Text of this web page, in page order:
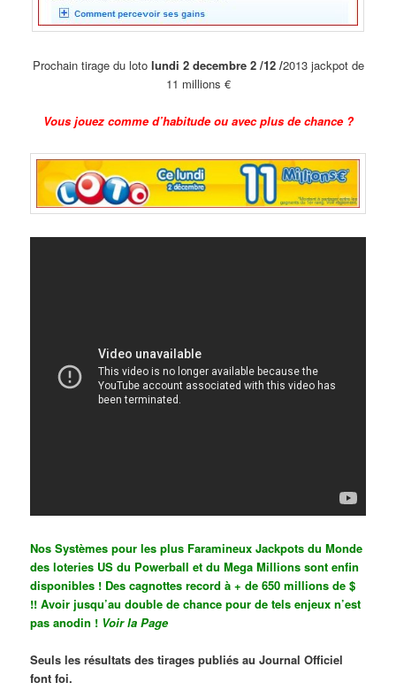
Prochain tirage du loto lundi 2 decembre 2 /12 /2013 jackpot de
11 millions €
Vous jouez comme d’habitude ou avec plus de chance ?
Nos Systèmes pour les plus Faramineux Jackpots du Monde
des loteries US du Powerball et du Mega Millions sont enfin
disponibles ! Des cagnottes record à + de 650 millions de $
!!Avoir jusqu’au double de chance pour de tels enjeux n’est
pas anodin ! Voir la Page
Seuls les résultats des tirages publiés au Journal Officiel
font foi.